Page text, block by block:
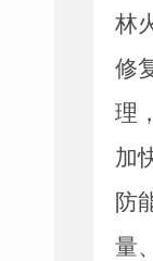
林
修
理
加
防
量